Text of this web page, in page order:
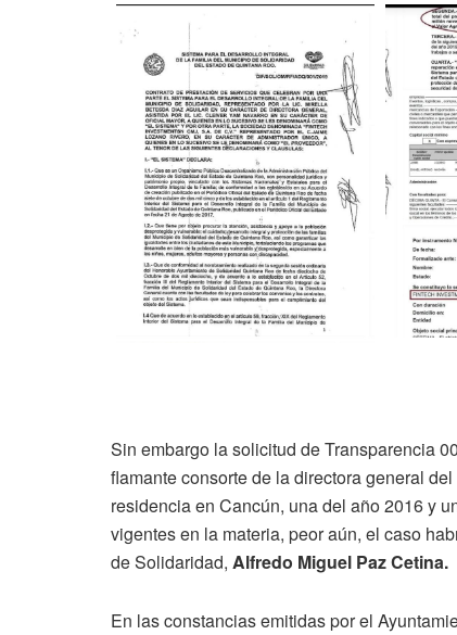
Sin embargo la solicitud de Transparencia
flamante consorte de la directora general del
residencia en Cancún, una del año 2016 y
vigentes en la materia, peor aún, el caso
de Solidaridad, Alfredo Miguel Paz Cetina.
En las constancias emitidas por el